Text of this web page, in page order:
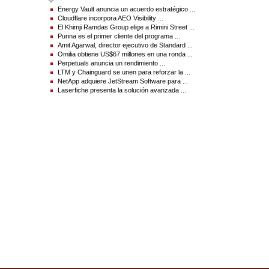
Energy Vault anuncia un acuerdo estratégico ...
Cloudflare incorpora AEO Visibility ...
El Khimji Ramdas Group elige a Rimini Street ...
Purina es el primer cliente del programa ...
Amit Agarwal, director ejecutivo de Standard ...
Omilia obtiene US$67 millones en una ronda ...
Perpetuals anuncia un rendimiento ...
LTM y Chainguard se unen para reforzar la ...
NetApp adquiere JetStream Software para ...
Laserfiche presenta la solución avanzada ...